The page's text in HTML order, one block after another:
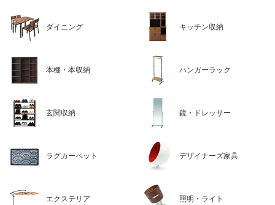
ダイニング キッチン収納
本棚・本収納 ハンガーラック
玄関収納 鏡・ドレッサー
ラグカーペット デザイナーズ家具
エクステリア 照明・ライト